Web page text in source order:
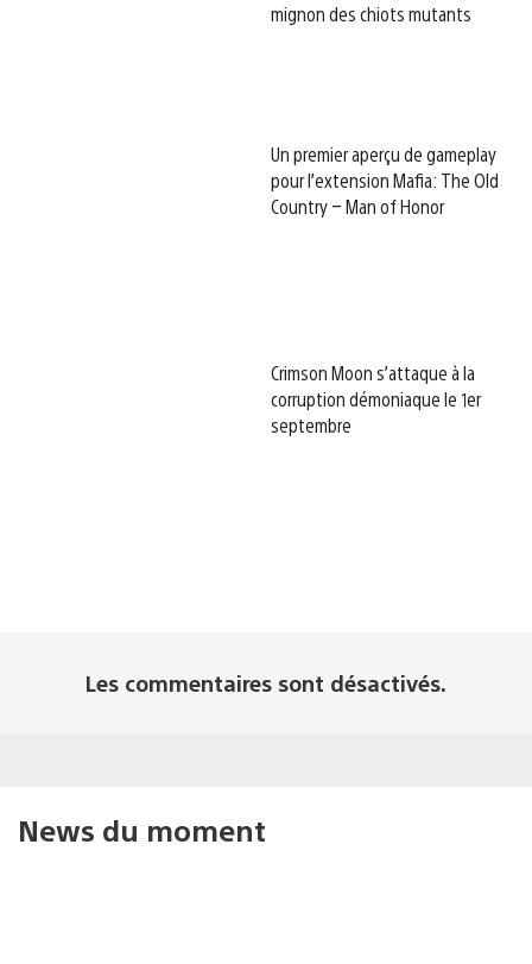
mignon des chiots mutants
Un premier aperçu de gameplay
pour l’extension Mafia: The Old
Country – Man of Honor
Crimson Moon s’attaque à la
corruption démoniaque le 1er
septembre
Les commentaires sont désactivés.
News du moment